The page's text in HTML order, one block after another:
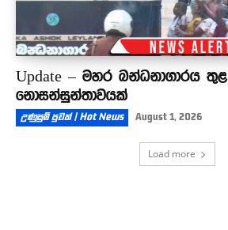
Update – මහර බන්ධනාගාරය තුළ
නොසන්සුන්තාවයක්
උණුසුම් පුවත් | Hot News August 1, 2026
Load more